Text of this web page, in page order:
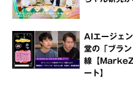
AIエージェ
堂の「ブラ
線【
ート】